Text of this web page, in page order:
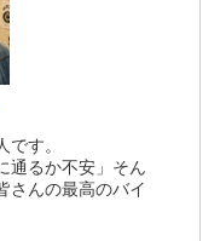
す。
通るか不安」そん
さんの最高のバイ